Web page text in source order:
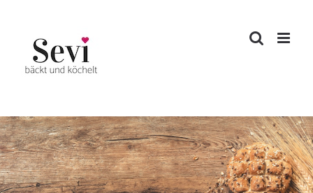
springen